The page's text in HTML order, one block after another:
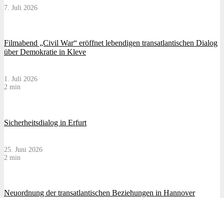
7. Juli 2026
Filmabend „Civil War“ eröffnet lebendigen transatlantischen Dialog
über Demokratie in Kleve
1. Juli 2026
2 min
Sicherheitsdialog in Erfurt
25. Juni 2026
2 min
Neuordnung der transatlantischen Beziehungen in Hannover